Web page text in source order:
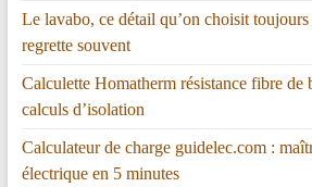
Le lavabo, ce détail qu’on choisit toujours
regrette souvent
Calculette Homatherm résistance fibre de
calculs d’isolation
Calculateur de charge guidelec.com :
électrique en 5 minutes